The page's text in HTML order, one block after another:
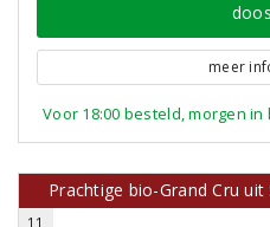
meer
Voor 18:00 besteld, morgen in
Prachtige bio-Grand Cru uit
11